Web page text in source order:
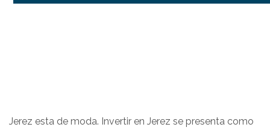
Jerez esta de moda. Invertir en Jerez se presenta como